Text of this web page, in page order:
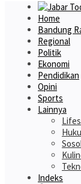
Home
Bandung
Regional
Politik
Ekonomi
Pendidikan
Opini
Sports
Lainnya
Indeks